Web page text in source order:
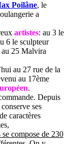
Poilâne, le
a
artistes: au 3 le
6 le sculpteur
au 25 Malvira
au 27 rue de la
au 17ème
.
Depuis
ses
caractères
compose de 230